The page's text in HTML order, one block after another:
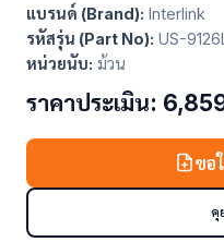
แบรนด์ (Brand): Interlink
รหัสรุ่น (Part No): US-
หน่วยนับ: ม้วน
ราคาประเมิน:
ขอ
คุ